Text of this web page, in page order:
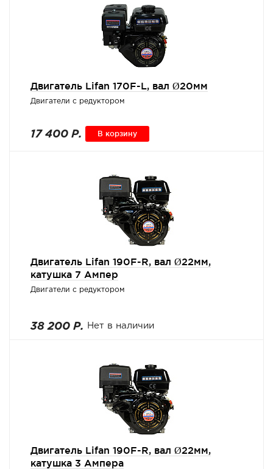
Двигатель Lifan 170F-L, вал Ø20мм
Двигатели с редуктором
17 400 Р. В корзину
Двигатель Lifan 190F-R, вал Ø22мм,
катушка 7 Ампер
Двигатели с редуктором
38 200 Р. Нет в наличии
Двигатель Lifan 190F-R, вал Ø22мм,
катушка 3 Ампера